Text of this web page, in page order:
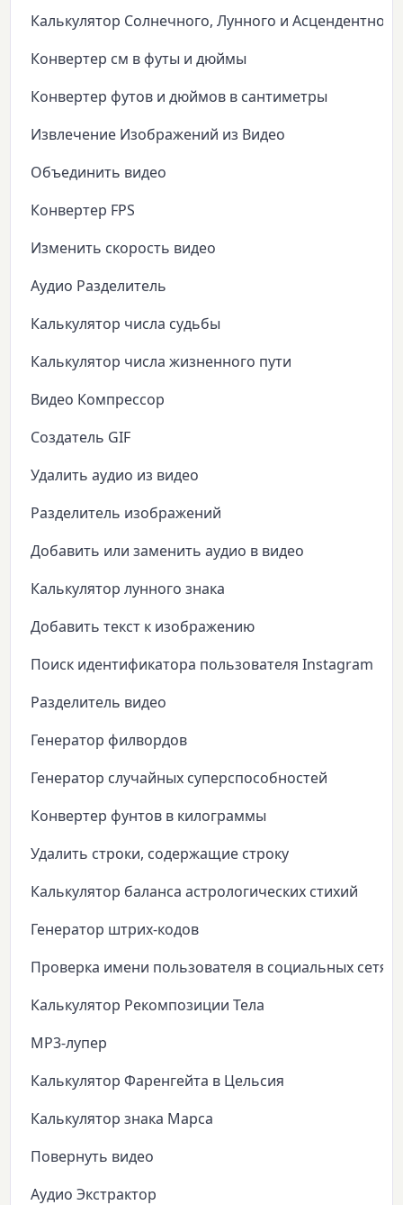
Калькулятор Солнечного, Лунного и Асцендентного
Конвертер см в футы и дюймы
Конвертер футов и дюймов в сантиметры
Извлечение Изображений из Видео
Объединить видео
Конвертер FPS
Изменить скорость видео
Аудио Разделитель
Калькулятор числа судьбы
Калькулятор числа жизненного пути
Видео Компрессор
Создатель GIF
Удалить аудио из видео
Разделитель изображений
Добавить или заменить аудио в видео
Калькулятор лунного знака
Добавить текст к изображению
Поиск идентификатора пользователя Instagram
Разделитель видео
Генератор филвордов
Генератор случайных суперспособностей
Конвертер фунтов в килограммы
Удалить строки, содержащие строку
Калькулятор баланса астрологических стихий
Генератор штрих-кодов
Проверка имени пользователя в социальных сетях
Калькулятор Рекомпозиции Тела
MP3-лупер
Калькулятор Фаренгейта в Цельсия
Калькулятор знака Марса
Повернуть видео
Аудио Экстрактор